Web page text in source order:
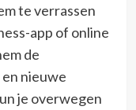
te verrassen
app of online
de
nieuwe
je overwegen